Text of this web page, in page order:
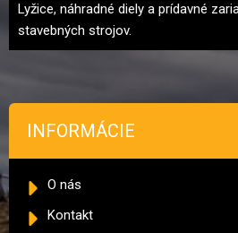
Lyžice, náhradné diely a prídavné
stavebných strojov.
INFORMÁCIE
O nás
Kontakt